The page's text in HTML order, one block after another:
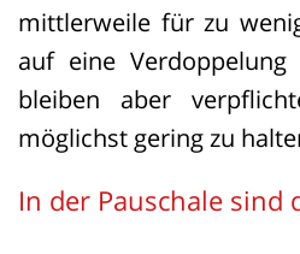
die
Einzelfalles zu
wie beim
sowohl der
mittlerweile für zu
auf eine
bleiben aber
möglichst gering zu
In der Pauschale sind